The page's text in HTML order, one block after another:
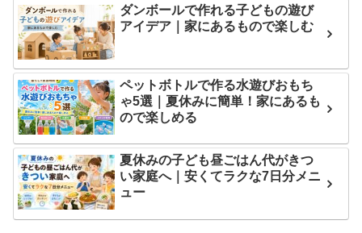
ダンボールで作れる子どもの遊び
アイデア｜家にあるもので楽しむ
ペットボトルで作る水遊びおもち
ゃ5選｜夏休みに簡単！家にあるも
ので楽しめる
夏休みの子ども昼ごはん代がきつ
い家庭へ｜安くてラクな7日分メニ
ュー